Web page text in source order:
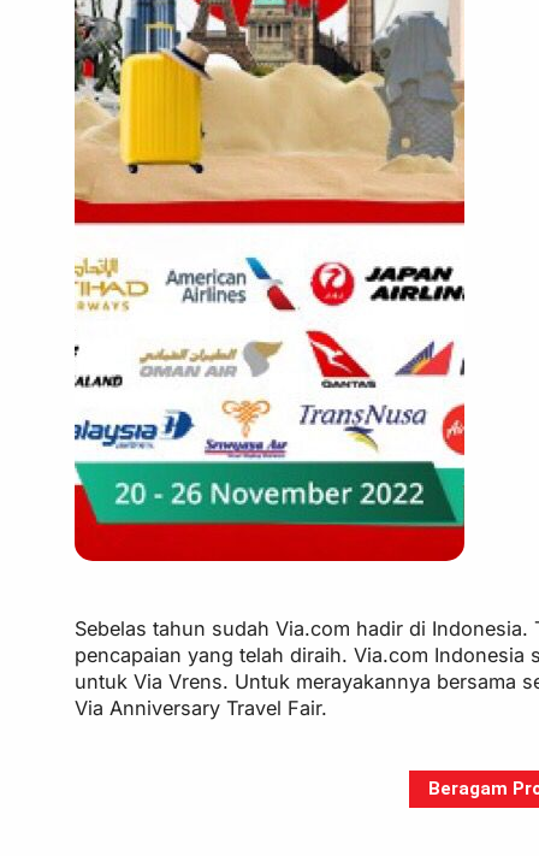
Sebelas tahun sudah Via.com hadir di
pencapaian yang telah diraih. Via.com
untuk Via Vrens. Untuk merayakannya bersama
Via Anniversary Travel Fair.
Beragam